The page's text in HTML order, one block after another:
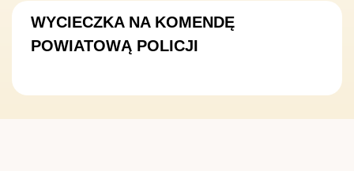
WYCIECZKA NA KOMENDĘ
POWIATOWĄ POLICJI